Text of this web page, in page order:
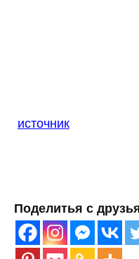
источник
Поделитья с